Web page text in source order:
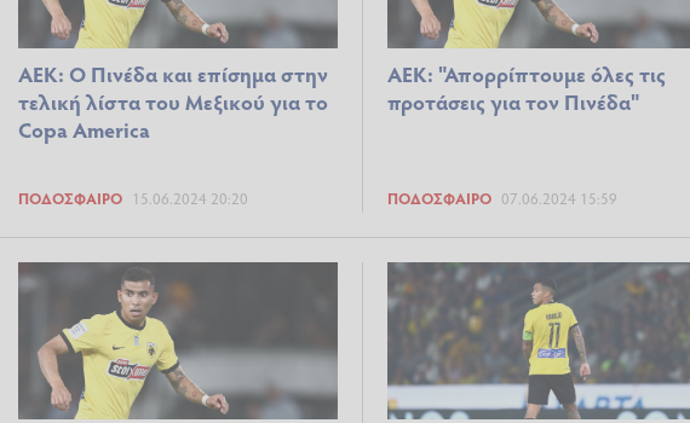
ΑΕΚ: Ο Πινέδα και επίσημα στην
τελική λίστα του Μεξικού για το
Copa America
ΠΟΔΌΣΦΑΙΡΟ 15.06.2024 20:20
ΑΕΚ: "Απορρίπτουμε όλες τις
προτάσεις για τον Πινέδα"
ΠΟΔΌΣΦΑΙΡΟ 07.06.2024 15:59